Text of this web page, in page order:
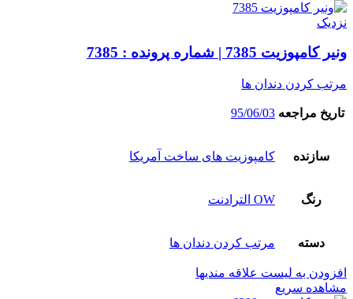
نزدیک
ونیر کامپوزیت 7385 | شماره پرونده : 7385
مرتب کردن دندان ها
تاریخ مراجعه 95/06/03
سازنده کامپوزیت های ساخت آمریکا
رنگ OW الترادنت
دسته مرتب کردن دندان ها
افزودن به لیست علاقه مندیها
مشاهده سریع